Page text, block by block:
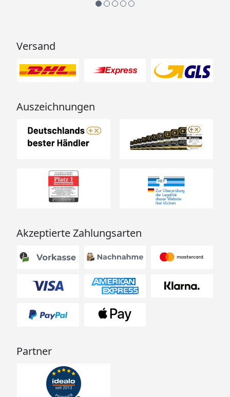
Versand
Auszeichnungen
Akzeptierte Zahlungsarten
Partner